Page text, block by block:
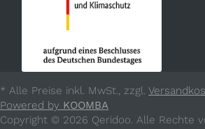
* Alle Preise inkl. MwSt., zzgl.
Powered by KOOMBA
Copyright © 2026 Qeridoo. Alle Rechte